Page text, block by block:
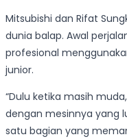
Mitsubishi dan Rifat
dunia balap. Awal
profesional
junior.
“Dulu ketika masih muda,
dengan mesinnya yang
satu bagian yang